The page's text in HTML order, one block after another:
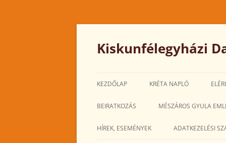
Kilépés
tartalomba
Kiskunfélegyházi
KEZDŐLAP KRÉTA NAPLÓ
BEIRATKOZÁS MÉSZÁROS GYULA
HÍREK, ESEMÉNYEK ADATKEZELÉSI